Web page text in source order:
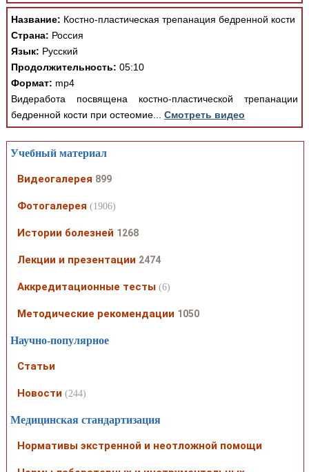
Название: Костно-пластическая трепанация бедренной кости
Страна: Россия
Язык: Русский
Продолжительность: 05:10
Формат: mp4
Видеработа посвящена костно-пластической трепанации
бедренной кости при остеомие... Смотреть видео
Учебный материал
Видеогалерея 899
Фотогалерея (1906)
Истории болезней 1268
Лекции и презентации 2474
Аккредитационные тесты (6)
Методические рекомендации 1050
Научно-популярное
Статьи
Новости (244)
Медицинская стандартизация
Нормативы экстренной и неотложной помощи